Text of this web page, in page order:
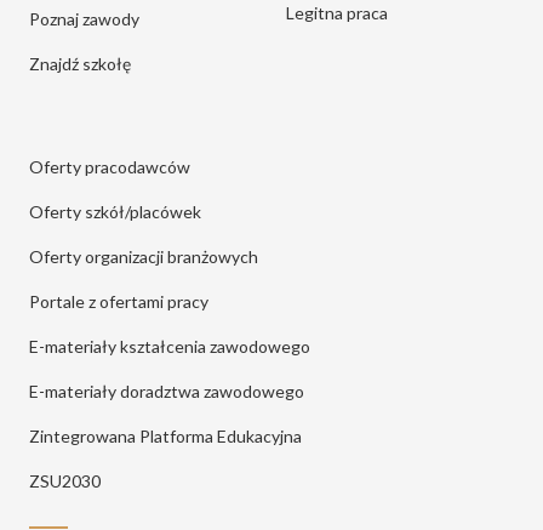
Poznaj zawody
Znajdź szkołę
Legitna praca
Oferty pracodawców
Oferty szkół/placówek
Oferty organizacji branżowych
Portale z ofertami pracy
E-materiały kształcenia zawodowego
E-materiały doradztwa zawodowego
Zintegrowana Platforma Edukacyjna
ZSU2030